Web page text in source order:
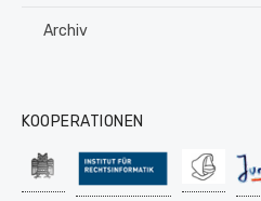
Archiv
KOOPERATIONEN